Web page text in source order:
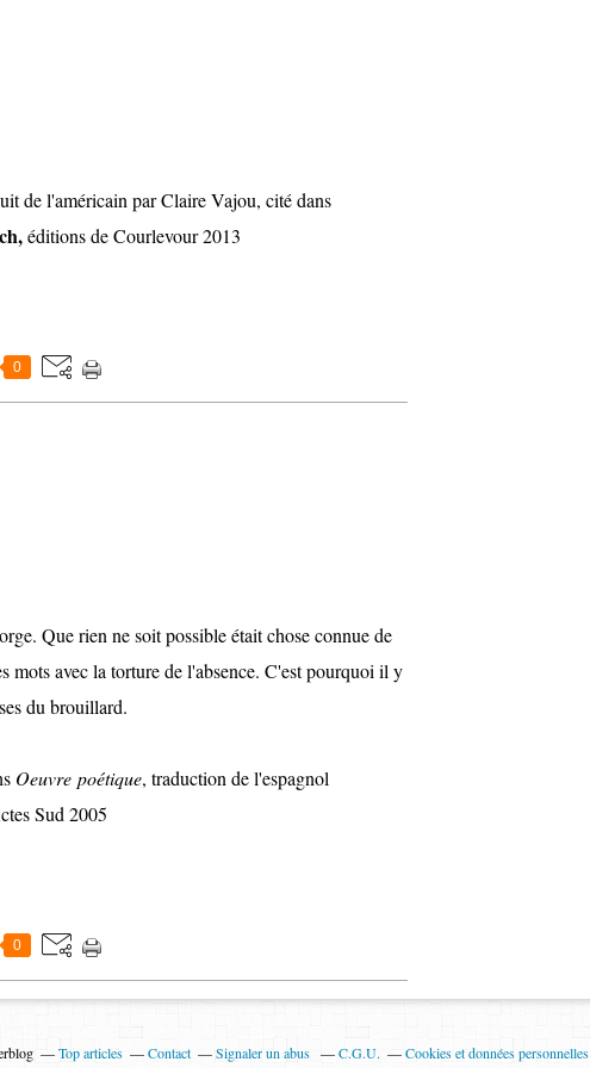
de l'américain par Claire Vajou, cité dans
éditions de Courlevour 2013
0
Que rien ne soit possible était chose connue de
mots avec la torture de l'absence. C'est pourquoi il y
du brouillard.
Oeuvre poétique, traduction de l'espagnol
Sud 2005
0
Top articles Contact Signaler un abus C.G.U. Cookies et données personnelles